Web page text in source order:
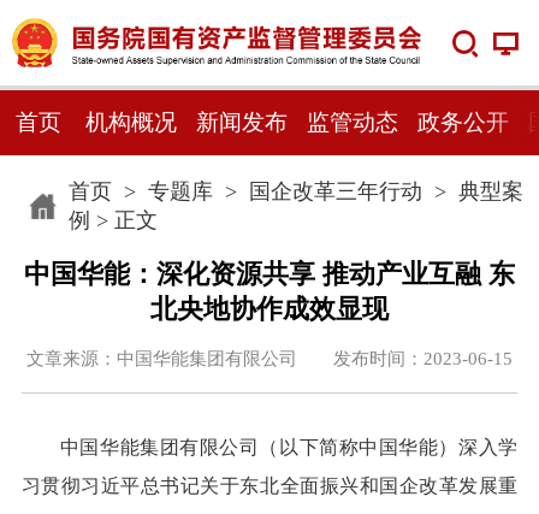
首页 机构概况 新闻发布 监管动态 政务公开
首页> 专题库> 国企改革三年行动 > 典型案
例 > 正文
中国华能：深化资源共享 推动产业互融 东
北央地协作成效显现
文章来源：中国华能集团有限公司 发布时间：2023-06-15
中国华能集团有限公司（以下简称中国华能）深入学
习贯彻习近平总书记关于东北全面振兴和国企改革发展重